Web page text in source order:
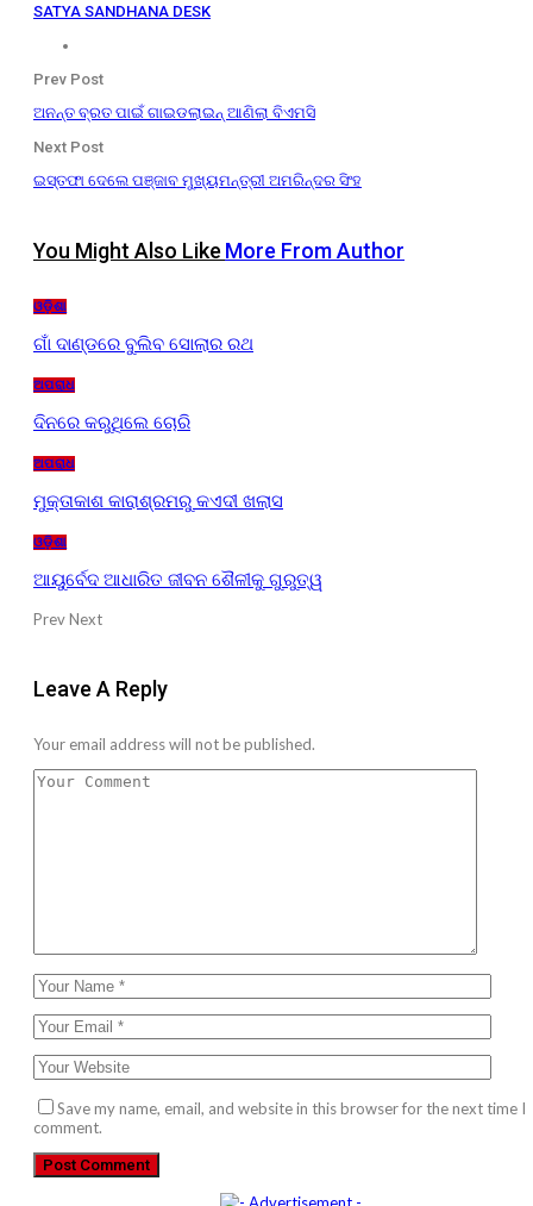
SATYA SANDHANA DESK
Prev Post
ଅନନ୍ତ ବ୍ରତ ପାଇଁ ଗାଇଡଲାଇନ୍ ଆଣିଲା ବିଏମସି
Next Post
ଇସ୍ତଫା ଦେଲେ ପଞ୍ଜାବ ମୁଖ୍ୟମନ୍ତ୍ରୀ ଅମରିନ୍ଦର ସିଂହ
You Might Also Like More From Author
ଓଡ଼ିଶା
ଗାଁ ଦାଣ୍ଡରେ ବୁଲିବ ସୋଲାର ରଥ
ଅପରାଧ
ଦିନରେ କରୁଥିଲେ ଚୋରି
ଅପରାଧ
ମୁକ୍ତାକାଶ କାରାଶ୍ରମରୁ କଏଦୀ ଖଲାସ
ଓଡ଼ିଶା
ଆୟୁର୍ବେଦ ଆଧାରିତ ଜୀବନ ଶୈଳୀକୁ ଗୁରୁତ୍ୱ
PrevNext
Leave A Reply
Your email address will not be published.
Save my name, email, and website in this browser for the next time I
comment.